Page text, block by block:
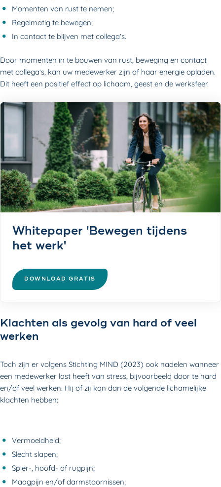
Momenten van rust te nemen;
Regelmatig te bewegen;
In contact te blijven met collega’s.
Door momenten in te bouwen van rust, beweging en contact
met collega’s, kan uw medewerker zijn of haar energie opladen.
Dit heeft een positief effect op lichaam, geest en de werksfeer.
Whitepaper 'Bewegen tijdens
het werk'
DOWNLOAD GRATIS
Klachten als gevolg van hard of veel
werken
Toch zijn er volgens Stichting MIND (2023) ook nadelen wanneer
een medewerker last heeft van stress, bijvoorbeeld door te hard
en/of veel werken. Hij of zij kan dan de volgende lichamelijke
klachten hebben:
Vermoeidheid;
Slecht slapen;
Spier-, hoofd- of rugpijn;
Maagpijn en/of darmstoornissen;